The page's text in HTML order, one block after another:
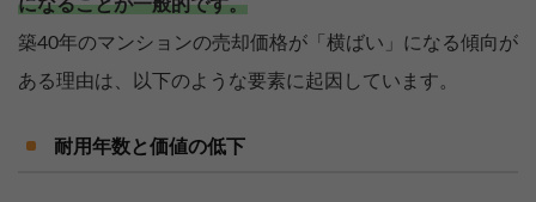
になることが一般的です。
築40年のマンションの売却価格が「横ばい」になる傾向が
ある理由は、以下のような要素に起因しています。
耐用年数と価値の低下